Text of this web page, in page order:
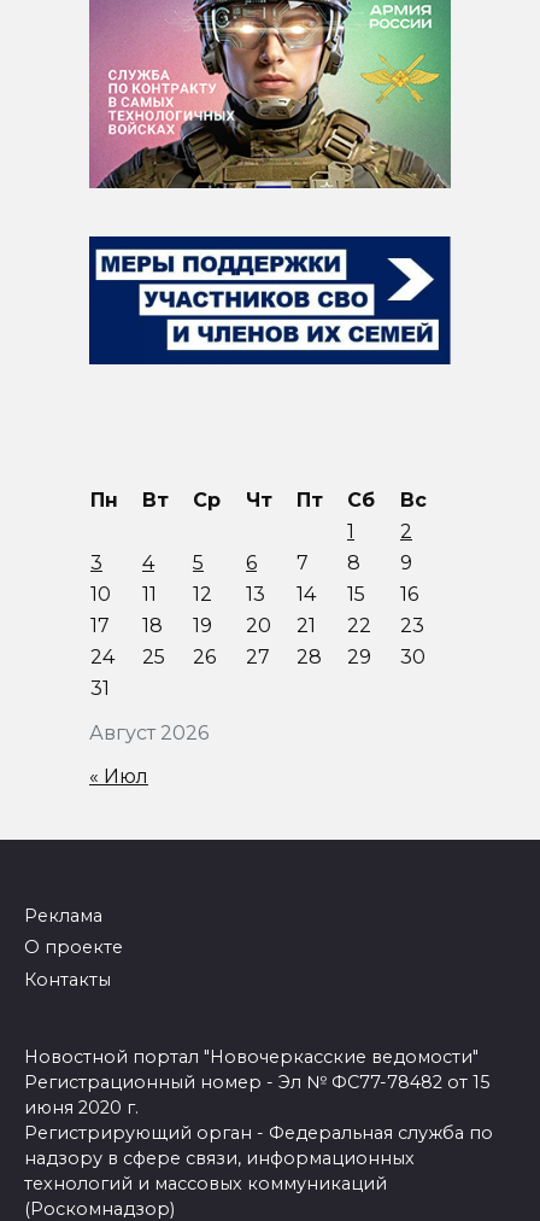
Август 2026
Пн Вт Ср Чт Пт Сб
Вс
1
2
3
4 5 6 7 8
9
10
11 12 13 14 15
16
17
18 19 20 21 22
23
24
25 26 27 28 29
30
31
« Июл
Реклама
О проекте
Контакты
Новостной портал "Новочеркасские ведомости"
Регистрационный номер - Эл № ФС77-78482 от 15
июня 2020 г.
Регистрирующий орган - Федеральная служба по
надзору в сфере связи, информационных
технологий и массовых коммуникаций
(Роскомнадзор)